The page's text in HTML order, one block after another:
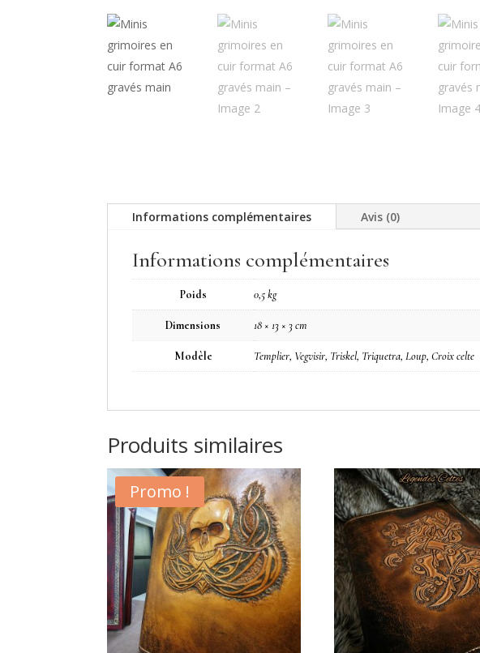
Informations complémentaires Avis (0)
Informations complémentaires
Poids 0,5 kg
Dimensions 18 × 13 × 3 cm
Modèle Templier, Vegvisir, Triskel, Triquetra, Loup, Croix celte
Produits similaires
Promo !